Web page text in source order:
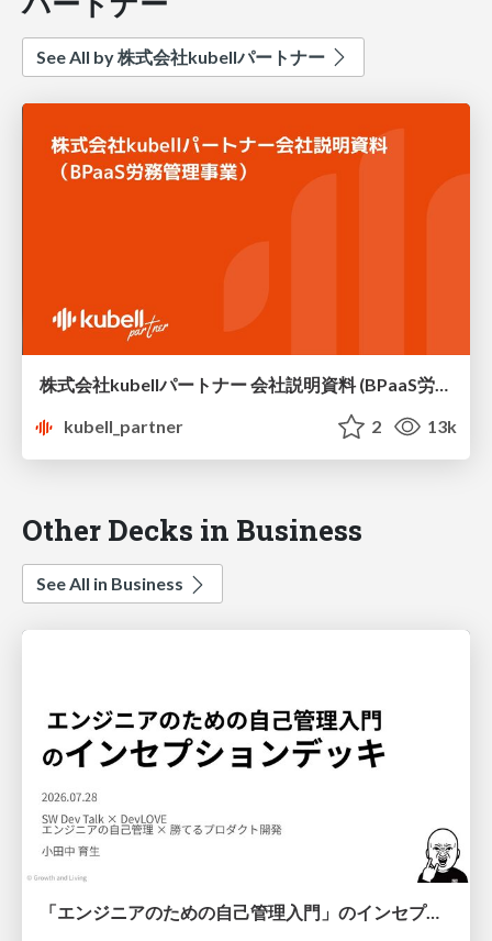
See All by 株式会社kubellパートナー
株式会社kubellパートナー 会社説明資料 (BPaaS労務管理事業)
kubell_partner
2 13k
Other Decks in Business
See All in Business
「エンジニアのための自己管理入門」のインセプションデッキ/Inception Deck of Self-Management beginner's guide book